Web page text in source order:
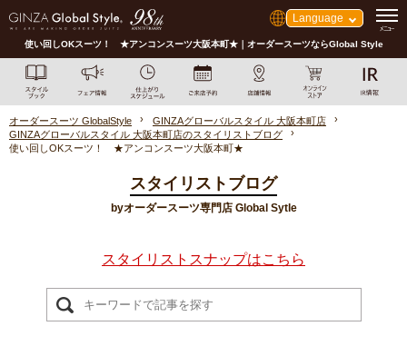
Language
使い回しOKスーツ！ ★アンコンスーツ大阪本町★｜オーダースーツならGlobal Style
オーダースーツ GlobalStyle
GINZAグローバルスタイル 大阪本町店
GINZAグローバルスタイル 大阪本町店のスタイリストブログ
使い回しOKスーツ！ ★アンコンスーツ大阪本町★
スタイリストブログ
byオーダースーツ専門店 Global Sytle
スタイリストスナップはこちら